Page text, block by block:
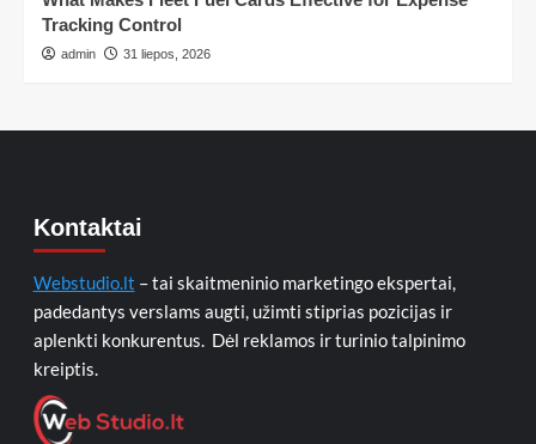
Tracking Control
admin 31 liepos, 2026
Kontaktai
Webstudio.lt – tai skaitmeninio marketingo ekspertai,
padedantys verslams augti, užimti stiprias pozicijas ir
aplenkti konkurentus. Dėl reklamos ir turinio talpinimo
kreiptis.